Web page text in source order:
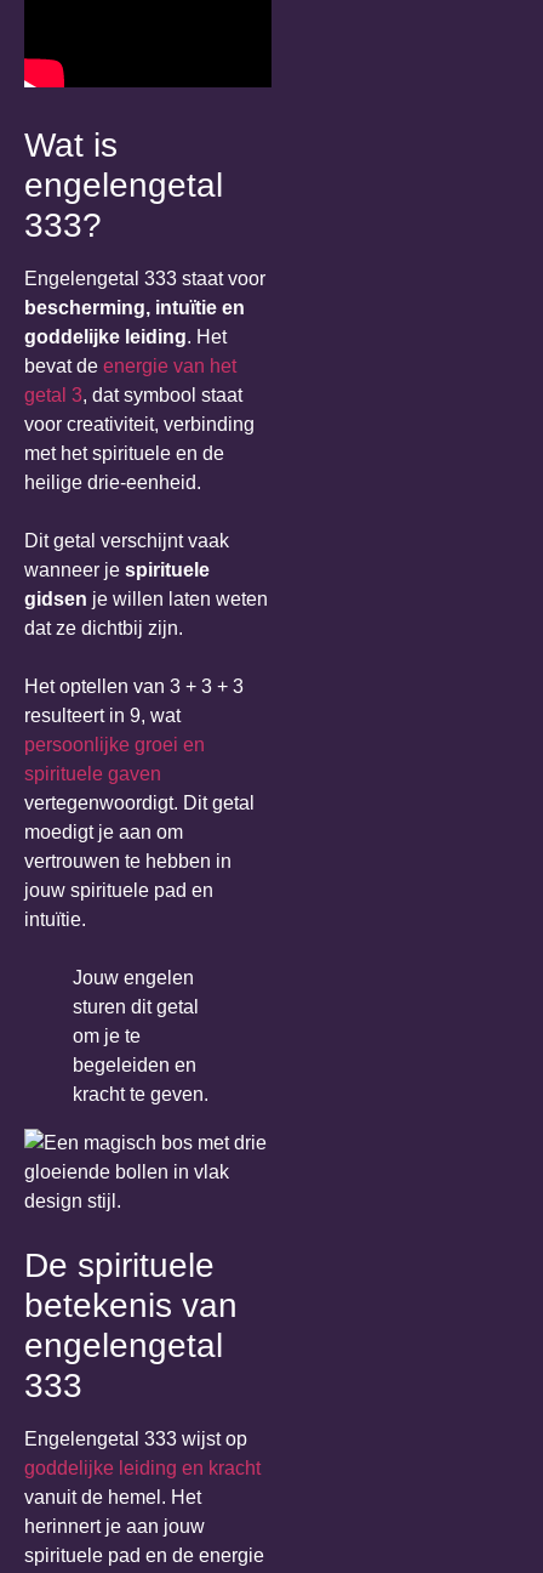
Wat is
engelengetal
333?
Engelengetal 333 staat voor
bescherming, intuïtie en
goddelijke leiding. Het
bevat de energie van het
getal 3, dat symbool staat
voor creativiteit, verbinding
met het spirituele en de
heilige drie-eenheid.
Dit getal verschijnt vaak
wanneer je spirituele
gidsen je willen laten weten
dat ze dichtbij zijn.
Het optellen van 3 + 3 + 3
resulteert in 9, wat
persoonlijke groei en
spirituele gaven
vertegenwoordigt. Dit getal
moedigt je aan om
vertrouwen te hebben in
jouw spirituele pad en
intuïtie.
Jouw engelen
sturen dit getal
om je te
begeleiden en
kracht te geven.
De spirituele
betekenis van
engelengetal
333
Engelengetal 333 wijst op
goddelijke leiding en kracht
vanuit de hemel. Het
herinnert je aan jouw
spirituele pad en de energie